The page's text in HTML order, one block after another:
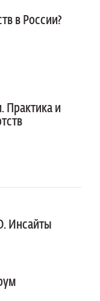
в России?
Практика и
Инсайты